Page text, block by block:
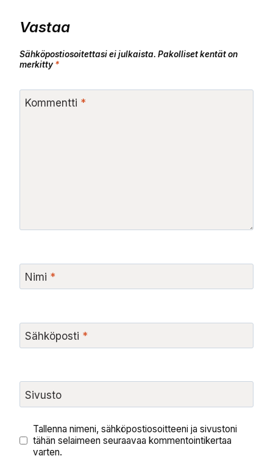
Vastaa
Sähköpostiosoitettasi ei julkaista. Pakolliset kentät on
merkitty*
Kommentti *
Nimi *
Sähköposti *
Sivusto
Tallenna nimeni, sähköpostiosoitteeni ja sivustoni
tähän selaimeen seuraavaa kommentointikertaa
varten.